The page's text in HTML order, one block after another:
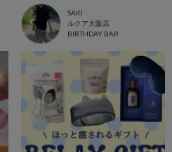
SAKI
ルクア大阪店
BIRTHDAY BAR